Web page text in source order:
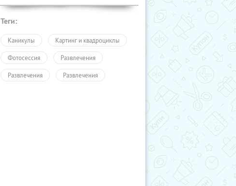
Теги:
Каникулы Картинг и квадроциклы
Фотосессия Развлечения
Развлечения Развлечения